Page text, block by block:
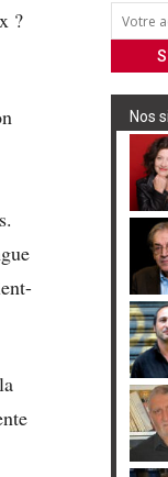
?
Nos